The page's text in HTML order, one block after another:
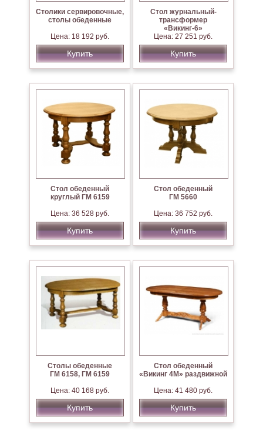
Столики сервировочные,
столы обеденные
Цена: 18 192 руб.
Купить
Стол журнальный-
трансформер
«Викинг-6»
Цена: 27 251 руб.
Купить
Стол обеденный
круглый ГМ 6159
Цена: 36 528 руб.
Купить
Стол обеденный
ГМ 5660
Цена: 36 752 руб.
Купить
Столы обеденные
ГМ 6158, ГМ 6159
Цена: 40 168 руб.
Купить
Стол обеденный
«Викинг 4М» раздвижной
Цена: 41 480 руб.
Купить